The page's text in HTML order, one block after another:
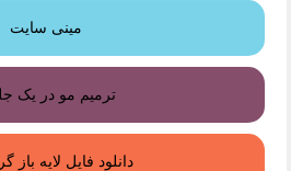
مینی سایت
ترمیم مو در یک
دانلود فایل لایه باز